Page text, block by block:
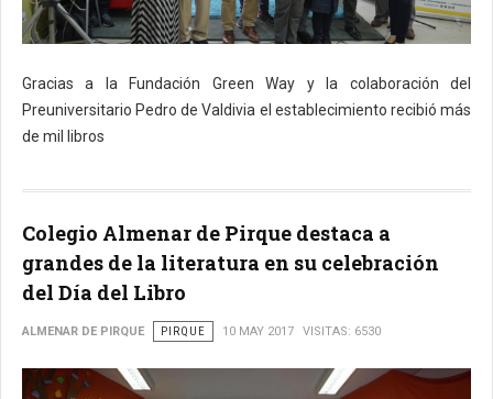
Gracias a la Fundación Green Way y la colaboración del
Preuniversitario Pedro de Valdivia el establecimiento recibió más
de mil libros
Colegio Almenar de Pirque destaca a
grandes de la literatura en su celebración
del Día del Libro
ALMENAR DE PIRQUE PIRQUE 10 MAY 2017 VISITAS: 6530